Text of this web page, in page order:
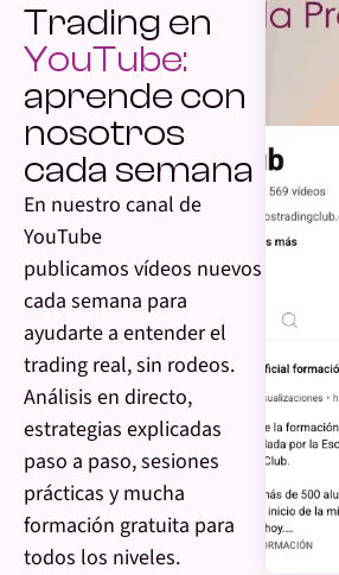
Trading en
YouTube:
aprende con
nosotros
cada semana
En nuestro canal de
YouTube
publicamos vídeos nuevos
cada semana para
ayudarte a entender el
trading real, sin rodeos.
Análisis en directo,
estrategias explicadas
paso a paso, sesiones
prácticas y mucha
formación gratuita para
todos los niveles.